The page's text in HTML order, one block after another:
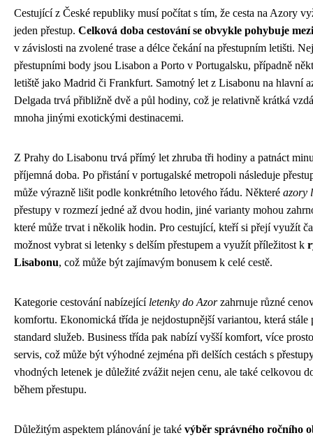
Cestující z České republiky musí počítat s tím, že cesta na Azory
jeden přestup. Celková doba cestování se obvykle pohybuje
v závislosti na zvolené trase a délce čekání na přestupním letišti.
přestupními body jsou Lisabon a Porto v Portugalsku, případně
letiště jako Madrid či Frankfurt. Samotný let z Lisabonu na hlavní
Delgada trvá přibližně dvě a půl hodiny, což je relativně krátká
mnoha jinými exotickými destinacemi.
Z Prahy do Lisabonu trvá přímý let zhruba tři hodiny a patnáct
příjemná doba. Po přistání v portugalské metropoli následuje
může výrazně lišit podle konkrétního letového řádu. Některé azory
přestupy v rozmezí jedné až dvou hodin, jiné varianty mohou
které může trvat i několik hodin. Pro cestující, kteří si přejí využít
možnost vybrat si letenky s delším přestupem a využít příležitost k
Lisabonu, což může být zajímavým bonusem k celé cestě.
Kategorie cestování nabízející letenky do Azorzahrnuje různé
komfortu. Ekonomická třída je nejdostupnější variantou, která stále
standard služeb. Business třída pak nabízí vyšší komfort, více
servis, což může být výhodné zejména při delších cestách s
vhodných letenek je důležité zvážit nejen cenu, ale také celkovou
během přestupu.
Důležitým aspektem plánování je také výběr správného ročního